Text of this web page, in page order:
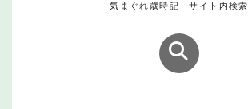
気まぐれ歳時記 サイト内検索